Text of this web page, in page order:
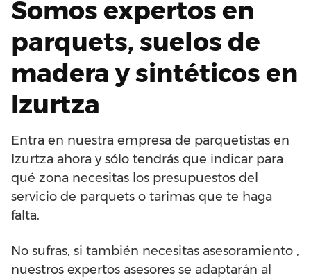
Somos expertos en
parquets, suelos de
madera y sintéticos en
Izurtza
Entra en nuestra empresa de parquetistas en
Izurtza ahora y sólo tendrás que indicar para
qué zona necesitas los presupuestos del
servicio de parquets o tarimas que te haga
falta.
No sufras, si también necesitas asesoramiento ,
nuestros expertos asesores se adaptarán al